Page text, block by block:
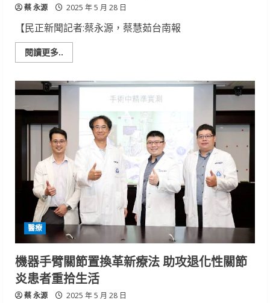
蔡 永源 2025 年 5 月 28 日
【民正新聞記者:蔡永源，蔡慧茹台南報
閱讀更多..
more
臺
陸
雙
鐵
挑
戰
場！
2025
泳
渡
虎
頭
埤
活
動
5
月
28
日
熱
血
醫療
機器手臂關節置換革新療法 助攻退化性關節
炎患者重拾生活
蔡 永源 2025 年 5 月 28 日